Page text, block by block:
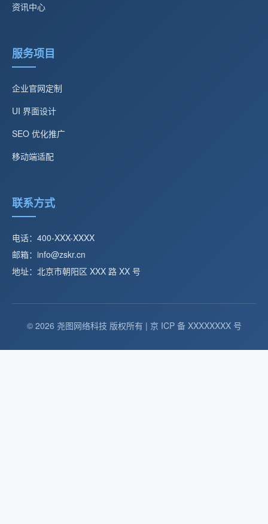
资讯中心
服务项目
企业官网定制
UI 界面设计
SEO 优化推广
移动端适配
联系方式
电话：400-XXX-XXXX
邮箱：info@zskr.cn
地址：北京市朝阳区 XXX 路 XX 号
© 2026 尧图网络科技 版权所有 | 京 ICP 备 XXXXXXXX 号